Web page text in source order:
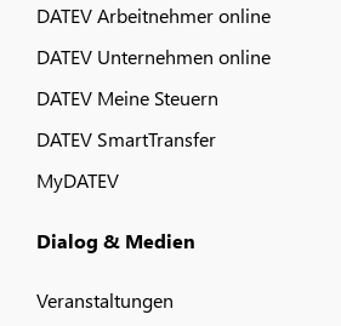
DATEV Arbeitnehmer online
DATEV Unternehmen online
DATEV Meine Steuern
DATEV SmartTransfer
MyDATEV
Dialog & Medien
Veranstaltungen